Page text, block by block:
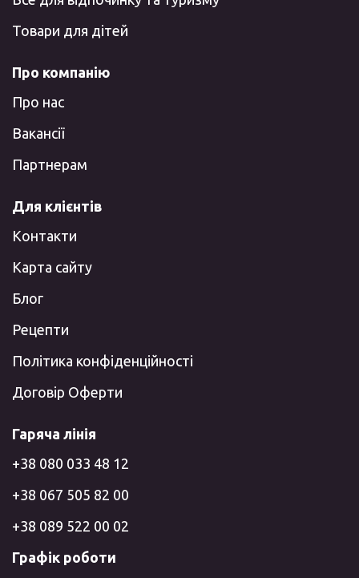
Товари для дітей
Про компанію
Про нас
Вакансії
Партнерам
Для клієнтів
Контакти
Карта сайту
Блог
Рецепти
Політика конфіденційності
Договір Оферти
Гаряча лінія
+38 080 033 48 12
+38 067 505 82 00
+38 089 522 00 02
Графік роботи